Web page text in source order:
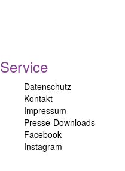
Service
Datenschutz
Kontakt
Impressum
Presse-Downloads
Facebook
Instagram